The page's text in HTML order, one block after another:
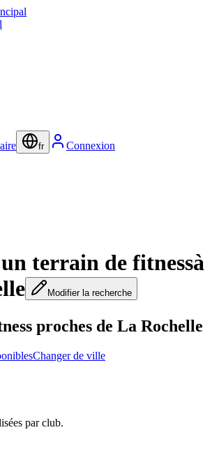
fr Connexion
terrain de fitnessà
Modifier la recherche
proches de La Rochelle
Changer de ville
par club.